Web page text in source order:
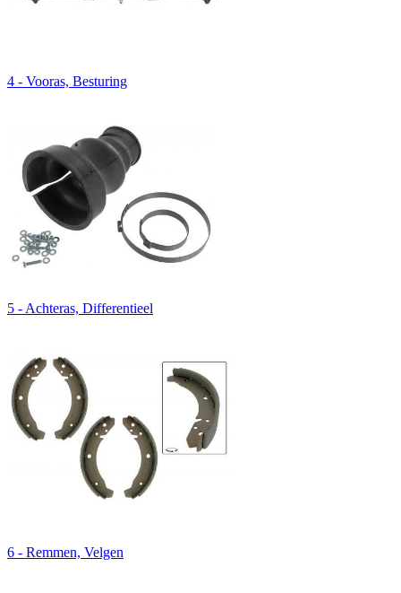
4 - Vooras, Besturing
5 - Achteras, Differentieel
6 - Remmen, Velgen